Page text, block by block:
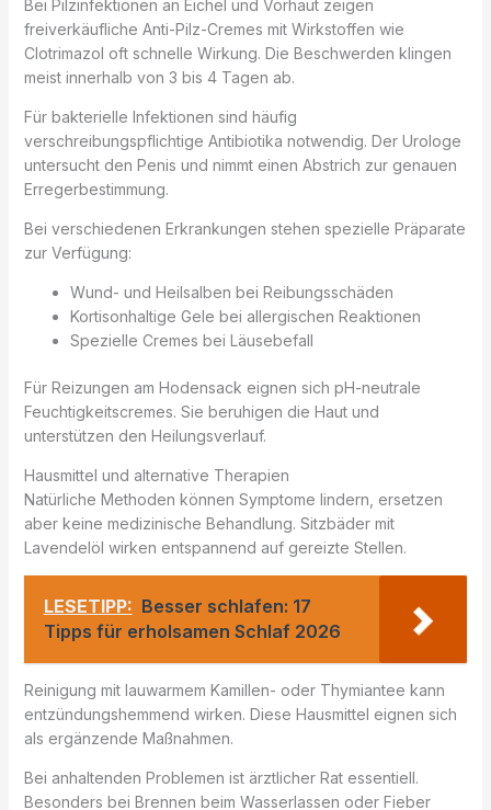
Bei Pilzinfektionen an Eichel und Vorhaut zeigen
freiverkäufliche Anti-Pilz-Cremes mit Wirkstoffen wie
Clotrimazol oft schnelle Wirkung. Die Beschwerden klingen
meist innerhalb von 3 bis 4 Tagen ab.
Für bakterielle Infektionen sind häufig
verschreibungspflichtige Antibiotika notwendig. Der Urologe
untersucht den Penis und nimmt einen Abstrich zur genauen
Erregerbestimmung.
Bei verschiedenen Erkrankungen stehen spezielle Präparate
zur Verfügung:
Wund- und Heilsalben bei Reibungsschäden
Kortisonhaltige Gele bei allergischen Reaktionen
Spezielle Cremes bei Läusebefall
Für Reizungen am Hodensack eignen sich pH-neutrale
Feuchtigkeitscremes. Sie beruhigen die Haut und
unterstützen den Heilungsverlauf.
Hausmittel und alternative Therapien
Natürliche Methoden können Symptome lindern, ersetzen
aber keine medizinische Behandlung. Sitzbäder mit
Lavendelöl wirken entspannend auf gereizte Stellen.
LESETIPP: Besser schlafen: 17
Tipps für erholsamen Schlaf 2026
Reinigung mit lauwarmem Kamillen- oder Thymiantee kann
entzündungshemmend wirken. Diese Hausmittel eignen sich
als ergänzende Maßnahmen.
Bei anhaltenden Problemen ist ärztlicher Rat essentiell.
Besonders bei Brennen beim Wasserlassen oder Fieber